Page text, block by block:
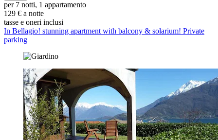
per 7 notti, 1 appartamento
129 € a notte
tasse e oneri inclusi
In Bellagio! stunning apartment with balcony & solarium! Private
parking